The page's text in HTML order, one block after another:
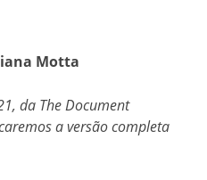
Motta
da The Document
a versão completa